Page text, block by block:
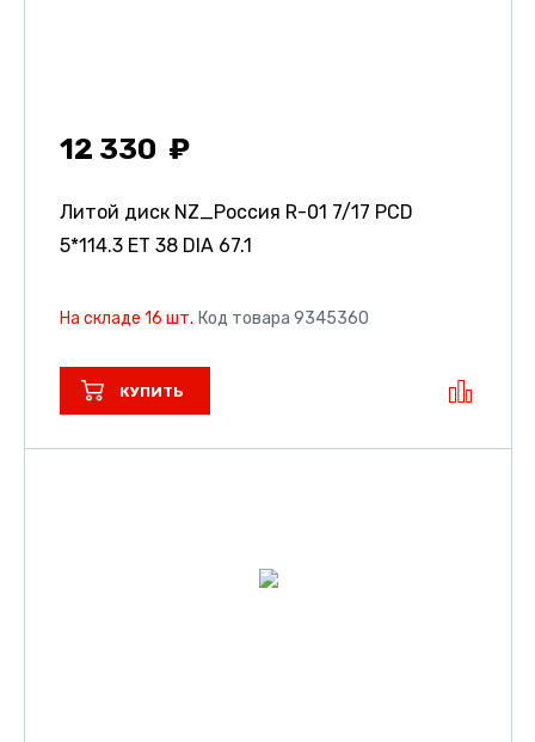
12 330
Литой диск NZ_Россия R-01 7/17 PCD
5*114.3 ET 38 DIA 67.1
На складе 16 шт. Код товара 9345360
КУПИТЬ